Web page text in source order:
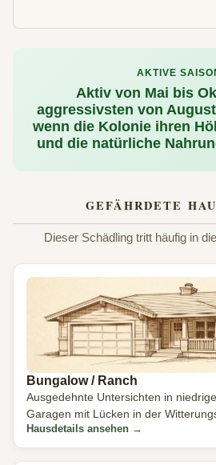
AKTIVE
Aktiv von Mai bis
aggressivsten von
wenn die Kolonie ihren
und die natürliche
GEFÄHRDETE
Dieser Schädling tritt häufig in
Bungalow / Ranch
Ausgedehnte Untersichten in
Garagen mit Lücken in der
Eintrittsmöglichkeiten.
Hausdetails ansehen →